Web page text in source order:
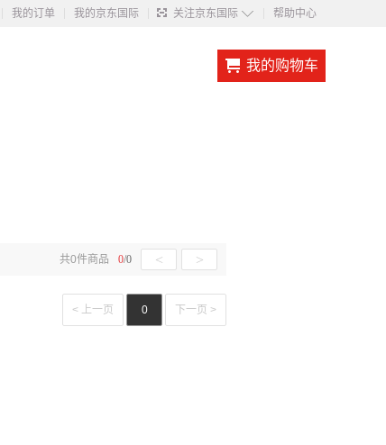
我的订单 我的京东国际 关注京东国际 ◇ 帮助中心
我的购物车
0/0 < >
共0件商品
< 上一页 0 下一页 >